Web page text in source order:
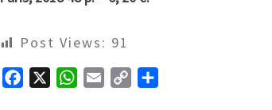
Post Views: 91
W